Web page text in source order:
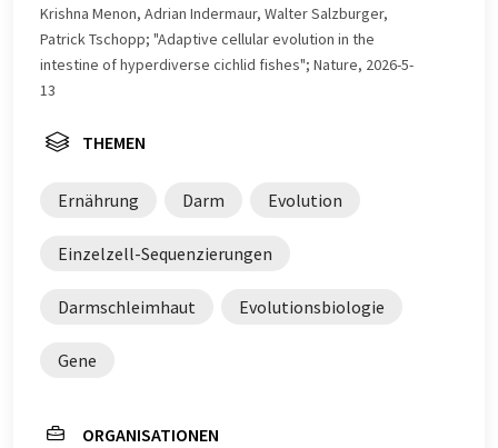
Krishna Menon, Adrian Indermaur, Walter Salzburger,
Patrick Tschopp; "Adaptive cellular evolution in the
intestine of hyperdiverse cichlid fishes"; Nature, 2026-5-
13
THEMEN
Ernährung Darm Evolution
Einzelzell-Sequenzierungen
Darmschleimhaut Evolutionsbiologie
Gene
ORGANISATIONEN